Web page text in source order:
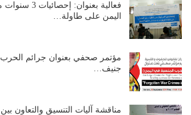
فعالية بعنوان:
اليمن على طاولة…
مؤتمر صحفي بعنوان جرائم
جنيف…
مناقشة آليات التنسيق والتعاون